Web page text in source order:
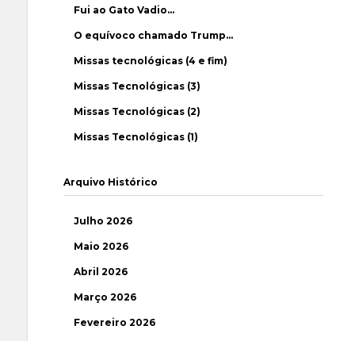
Fui ao Gato Vadio…
O equívoco chamado Trump…
Missas tecnológicas (4 e fim)
Missas Tecnológicas (3)
Missas Tecnológicas (2)
Missas Tecnológicas (1)
Arquivo Histórico
Julho 2026
Maio 2026
Abril 2026
Março 2026
Fevereiro 2026